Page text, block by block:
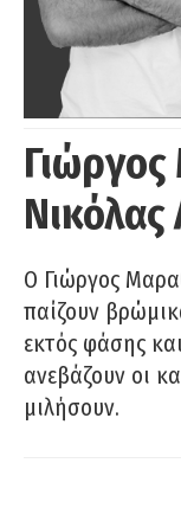
Ο Γιώργος
παίζουν
εκτός φάσης
ανεβάζουν οι
μιλήσουν.